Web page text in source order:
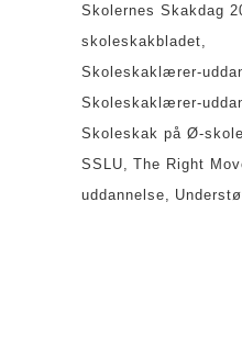
Skolernes Skakdag
skoleskakbladet
Skoleskaklærer-
Skoleskaklærer-
Skoleskak på Ø-
SSLU
The Right
uddannelse